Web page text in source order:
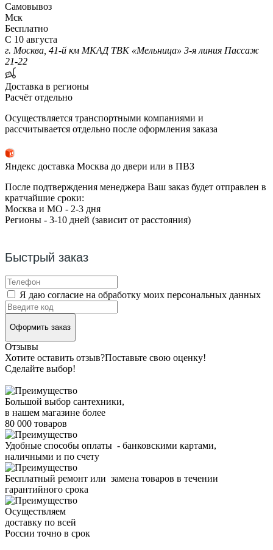
Самовывоз
Мск
Бесплатно
С 10 августа
г. Москва, 41-й км МКАД ТВК «Мельница» 3-я линия Пассаж
21-22
Доставка в регионы
Расчёт отдельно
Осуществляется транспортными компаниями и
рассчитывается отдельно после оформления заказа
Яндекс доставка Москва до двери или в ПВЗ
После подтверждения менеджера Ваш заказ будет отправлен в
кратчайшие сроки:
Москва и МО - 2-3 дня
Регионы - 3-10 дней (зависит от расстояния)
Быстрый заказ
Я даю согласие на обработку моих персональных данных
Оформить заказ
Отзывы
Хотите оставить отзыв?Поставьте свою оценку!
Сделайте выбор!
Большой выбор сантехники,
в нашем магазине более
80 000 товаров
Удобные способы оплаты - банковскими картами,
наличными и по счету
Бесплатный ремонт или замена товаров в течении
гарантийного срока
Осуществляем
доставку по всей
России точно в срок